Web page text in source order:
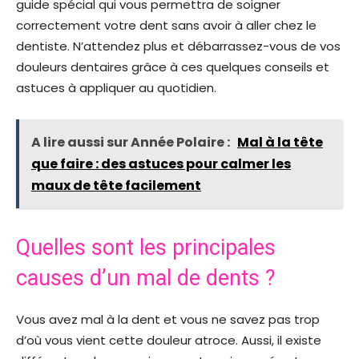
guide spécial qui vous permettra de soigner
correctement votre dent sans avoir à aller chez le
dentiste. N’attendez plus et débarrassez-vous de vos
douleurs dentaires grâce à ces quelques conseils et
astuces à appliquer au quotidien.
A lire aussi sur Année Polaire : Mal à la tête
que faire : des astuces pour calmer les
maux de tête facilement
Quelles sont les principales
causes d’un mal de dents ?
Vous avez mal à la dent et vous ne savez pas trop
d’où vous vient cette douleur atroce. Aussi, il existe